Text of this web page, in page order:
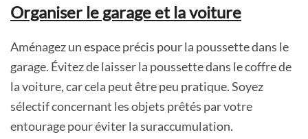
Organiser le garage et la voiture
Aménagez un espace précis pour la poussette dans le
garage. Évitez de laisser la poussette dans le coffre de
la voiture, car cela peut être peu pratique. Soyez
sélectif concernant les objets prêtés par votre
entourage pour éviter la suraccumulation.